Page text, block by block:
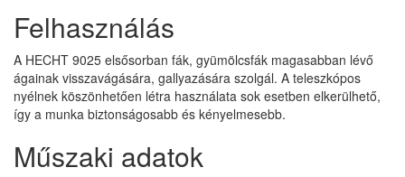
Felhasználás
A HECHT 9025 elsősorban fák, gyümölcsfák magasabban lévő
ágainak visszavágására, gallyazására szolgál. A teleszkópos
nyélnek köszönhetően létra használata sok esetben elkerülhető,
így a munka biztonságosabb és kényelmesebb.
Műszaki adatok